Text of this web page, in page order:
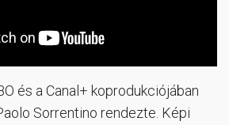
és a Canal+ koprodukciójában
Sorrentino rendezte. Képi